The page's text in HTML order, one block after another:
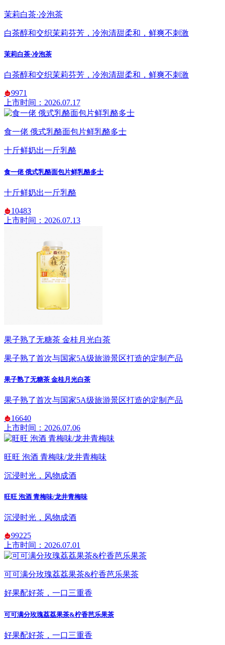
茉莉白茶·冷泡茶
白茶醇和交织茉莉芬芳，冷泡清甜柔和，鲜爽不刺激
茉莉白茶·冷泡茶
白茶醇和交织茉莉芬芳，冷泡清甜柔和，鲜爽不刺激
9971
上市时间：2026.07.17
食一佬 俄式乳酪面包片鲜乳酪多士
十斤鲜奶出一斤乳酪
食一佬 俄式乳酪面包片鲜乳酪多士
十斤鲜奶出一斤乳酪
10483
上市时间：2026.07.13
果子熟了无糖茶 金桂月光白茶
果子熟了首次与国家5A级旅游景区打造的定制产品
果子熟了无糖茶 金桂月光白茶
果子熟了首次与国家5A级旅游景区打造的定制产品
16640
上市时间：2026.07.06
旺旺 泡酒 青梅味/龙井青梅味
沉浸时光，风物成酒
旺旺 泡酒 青梅味/龙井青梅味
沉浸时光，风物成酒
99225
上市时间：2026.07.01
可可满分玫瑰荔荔果茶&柠香芭乐果茶
好果配好茶，一口三重香
可可满分玫瑰荔荔果茶&柠香芭乐果茶
好果配好茶，一口三重香